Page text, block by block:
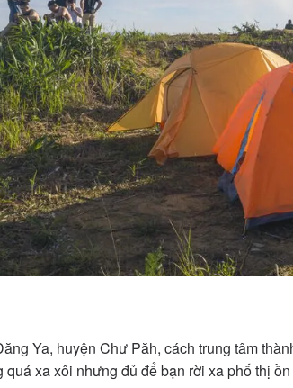
Ya, huyện Chư Păh, cách trung tâm
quá xa xôi nhưng đủ để bạn rời xa phố thị ồn